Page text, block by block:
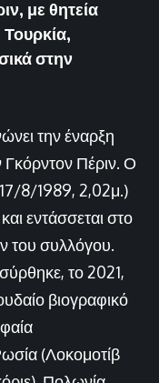
με θητεία
στην
την έναρξη
Γκόρντον Πέριν. Ο
8/1989, 2,02μ.)
εντάσσεται στο
του συλλόγου.
το 2021,
βιογραφικό
(Λοκομοτίβ